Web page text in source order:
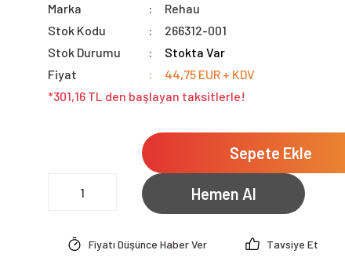
Marka
Rehau
Stok Kodu
266312-001
Stok Durumu
Stokta Var
Fiyat
44,75 EUR + KDV
*301,16 TL den başlayan taksitlerle!
Sepete Ekle
Hemen Al
Fiyatı Düşünce Haber Ver Tavsiye Et